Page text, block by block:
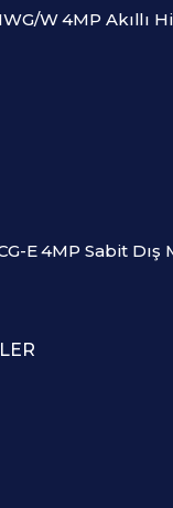
W 4MP Akıllı
E 4MP Sabit